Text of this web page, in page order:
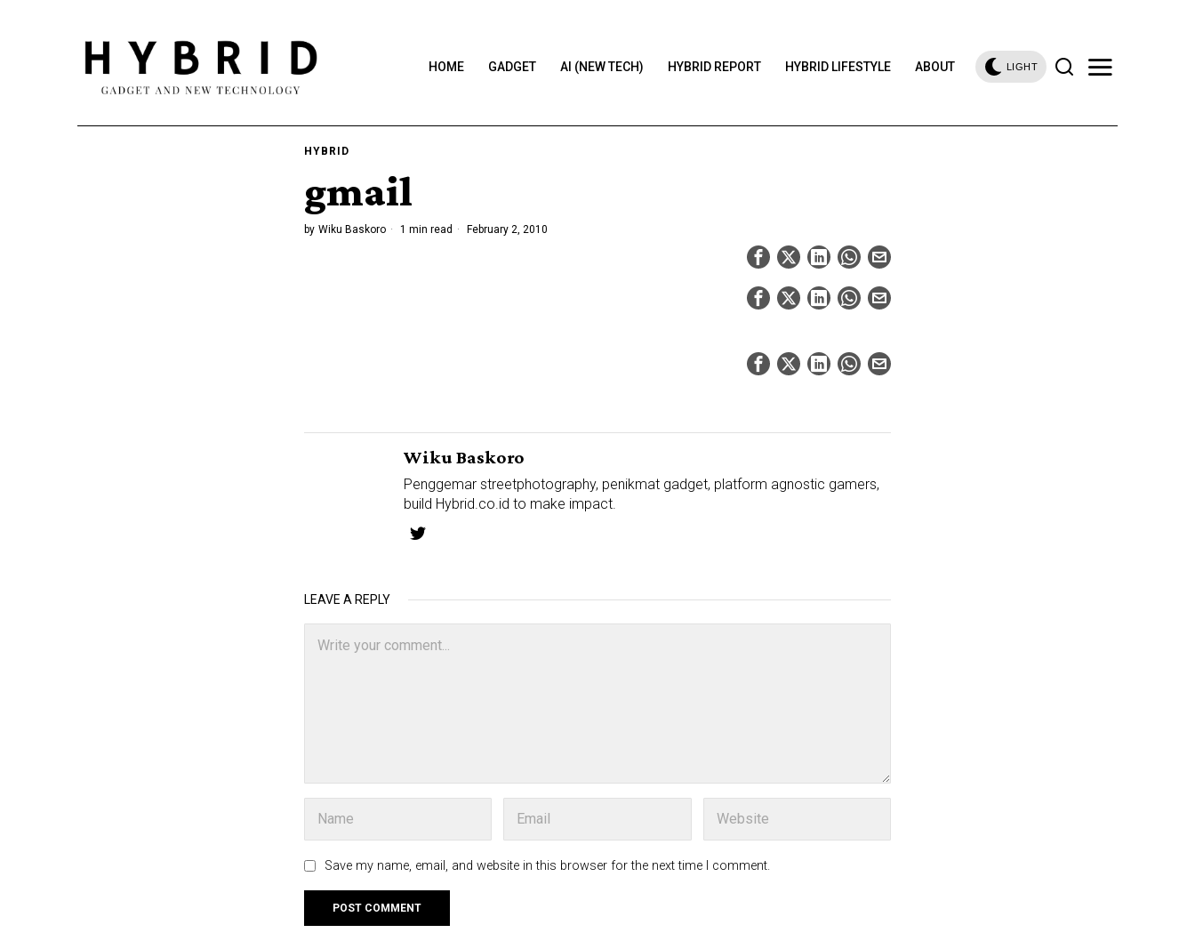
HOME GADGET AI (NEW TECH) HYBRID REPORT HYBRID LIFESTYLE ABOUT LIGHT
HYBRID
gmail
by Wiku Baskoro 1 min read February 2, 2010
Wiku Baskoro
Penggemar streetphotography, penikmat gadget, platform agnostic gamers,
build Hybrid.co.id to make impact.
LEAVE A REPLY
Save my name, email, and website in this browser for the next time I comment.